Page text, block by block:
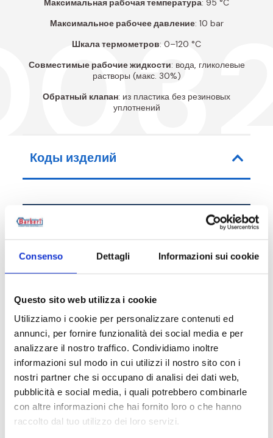
Consenso Dettagli Informazioni sui cookie
Questo sito web utilizza i cookie
Utilizziamo i cookie per personalizzare contenuti ed
annunci, per fornire funzionalità dei social media e per
analizzare il nostro traffico. Condividiamo inoltre
informazioni sul modo in cui utilizzi il nostro sito con i
nostri partner che si occupano di analisi dei dati web,
pubblicità e social media, i quali potrebbero combinarle
con altre informazioni che hai fornito loro o che hanno
raccolto dal tuo utilizzo dei loro servizi.
Максимальная рабочая температура: 95 °C
Максимальное рабочее давление: 10 bar
Шкала термометров: 0–120 °C
Совместимые рабочие жидкости: вода, гликолевые
растворы (макс. 30%)
Обратный клапан: из пластика без резиновых
уплотнений
Коды изделий
Код артикула Соединительные
52D03200002 G 1 1/4 F - G 2 RN
Описание
Документация
Запчасти